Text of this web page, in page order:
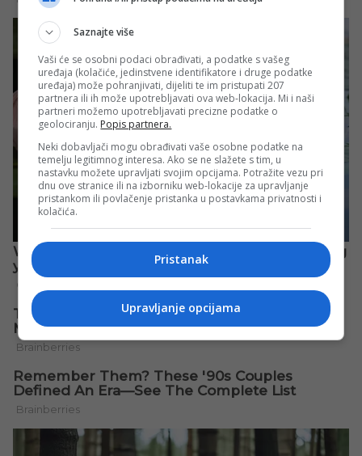
Saznajte više
Vaši će se osobni podaci obrađivati, a podatke s vašeg
uređaja (kolačiće, jedinstvene identifikatore i druge podatke
uređaja) može pohranjivati, dijeliti te im pristupati 207
partnera ili ih može upotrebljavati ova web-lokacija. Mi i naši
partneri možemo upotrebljavati precizne podatke o
geolociranju. Popis partnera.
Neki dobavljači mogu obrađivati vaše osobne podatke na
temelju legitimnog interesa. Ako se ne slažete s tim, u
nastavku možete upravljati svojim opcijama. Potražite vezu pri
dnu ove stranice ili na izborniku web-lokacije za upravljanje
pristankom ili povlačenje pristanka u postavkama privatnosti i
kolačića.
Pristanak
Upravljanje opcijama